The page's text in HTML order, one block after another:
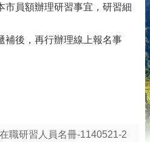
市員額辦理研習事宜，研習細
補後，再行辦理線上報名事
職研習人員名冊-1140521-2